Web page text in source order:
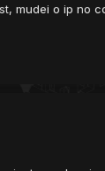
mudei o ip no